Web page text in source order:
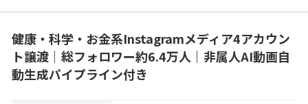
健康・科学・お金系Instagramメディア4アカウン
ト譲渡｜総フォロワー約6.4万人｜非属人AI動画自
動生成パイプライン付き